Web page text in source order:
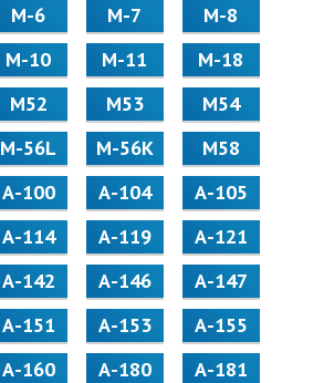
М-6 М-7
М-8
М-10 М-11
М-18
М52 М53
М54
M-56L M-56K
М58
А-100 А-104
А-105
А-114 А-119
А-121
А-142 А-146
А-147
А-151 А-153
А-155
А-160 А-180
А-181